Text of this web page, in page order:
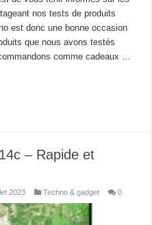
nos tests de produits
est donc une bonne occasion
que nous avons testés
comme cadeaux …
– Rapide et
2023 Techno & gadget 0